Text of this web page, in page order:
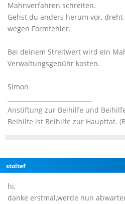
Mahnverfahren schreiten.
Gehst du anders herum vor,
wegen Formfehler.
Bei deinem Streitwert wird ein
Verwaltungsgebühr kosten.
Simon
Anstiftung zur Beihilfe und
Beihilfe ist Beihilfe zur Haupttat.
stoltef
hi,
danke erstmal,werde nun